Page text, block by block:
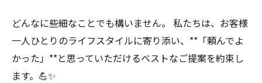
どんなに些細なことでも構いません。 私たちは、お客様
一人ひとりのライフスタイルに寄り添い、**「頼んでよ
かった」**と思っていただけるベストなご提案を約束し
ます。💪✨